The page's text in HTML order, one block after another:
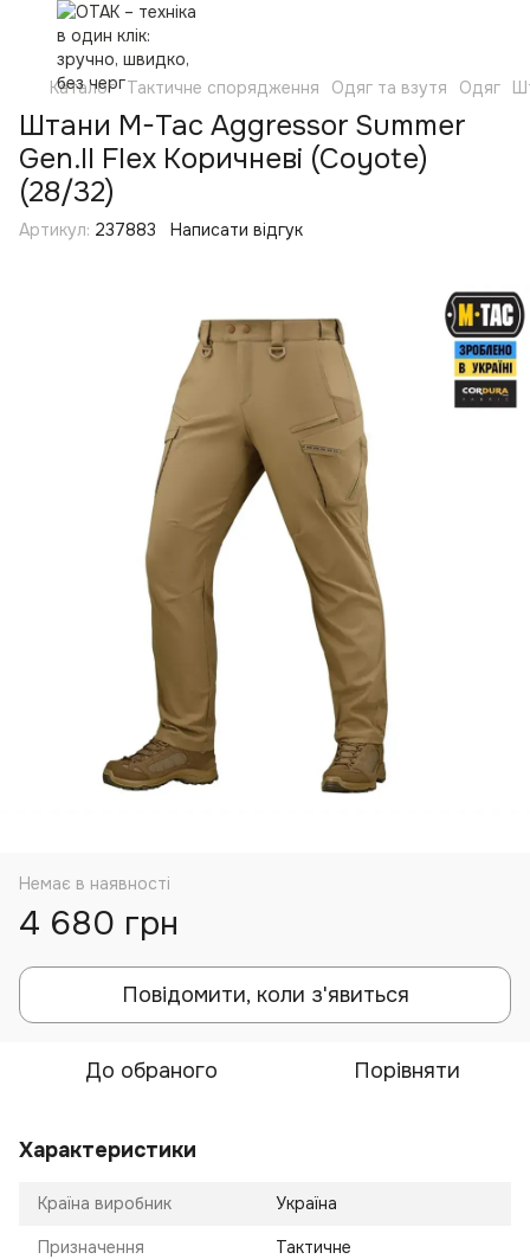
Каталог Тактичне спорядження Одяг та взутя Одяг
Штани M-Tac Aggressor Summer
Gen.II Flex Коричневі (Coyote)
(28/32)
Артикул: 237883 Написати відгук
Немає в наявності
4 680 грн
Повідомити, коли з'явиться
До обраного Порівняти
Характеристики
Країна виробник Україна
Призначення Тактичне